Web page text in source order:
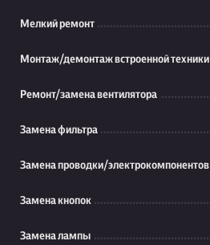
Мелкий ремонт
Монтаж/демонтаж встроенной техники
Ремонт/замена вентилятора
Замена фильтра
Замена проводки/электрокомпонентов
Замена кнопок
Замена лампы